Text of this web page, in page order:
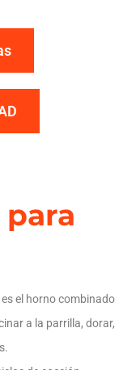
el horno combinado
a la parrilla, dorar,